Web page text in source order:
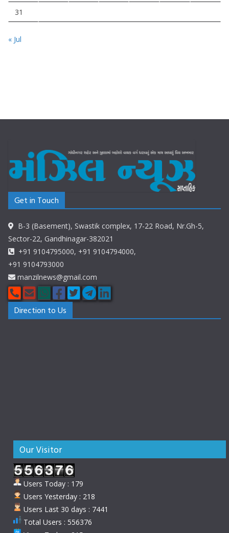
31
« Jul
Get in Touch
B-3 (Basement), Swastik complex, 17-22 Road, Nr.Gh-5,
Sector-22, Gandhinagar-382021
+91 9104795000, +91 9104794000,
+91 9104793000
manzilnews@gmail.com
Direction to Us
Our Visitor
Users Today : 179
Users Yesterday : 218
Users Last 30 days : 7441
Total Users : 556376